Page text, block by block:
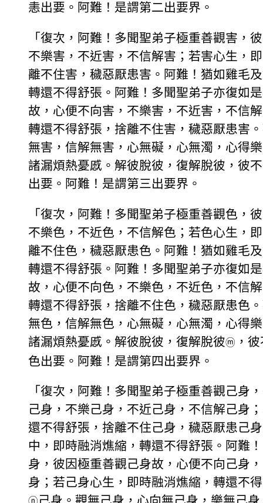
恚出要。阿難！是謂第二出要界。
「復次，阿難！多聞聖弟子極重善觀害，
不樂害，不近害，不信解害；若害心生，
離不住害，穢惡厭患害。阿難！猶如雞毛
轉還不得舒張。阿難！多聞聖弟子亦復如
故，心便不向害，不樂害，不近害，不信
轉還不得舒張，捨離不住害，穢惡厭患害
無害，信解無害，心無礙，心無濁，心得
諸漏煩熱憂慼。解彼脫彼，復解脫彼，彼
出要。阿難！是謂第三出要界。
「復次，阿難！多聞聖弟子極重善觀色，
不樂色，不近色，不信解色；若色心生，
離不住色，穢惡厭患色。阿難！猶如雞毛
轉還不得舒張。阿難！多聞聖弟子亦復如
故，心便不向色，不樂色，不近色，不信
轉還不得舒張，捨離不住色，穢惡厭患色
無色，信解無色，心無礙，心無濁，心得
諸漏煩熱憂慼。解彼脫彼，復解脫彼ⓜ ，
色出要。阿難！是謂第四出要界。
「復次，阿難！多聞聖弟子極重善觀己身
己身，不樂己身，不近己身，不信解己身
還不得舒張，捨離不住己身，穢惡厭患己
中，即時融消燋縮，轉還不得舒張。阿難
身，彼因極重善觀己身故，心便不向己身
身；若己身心生，即時融消燋縮，轉還不